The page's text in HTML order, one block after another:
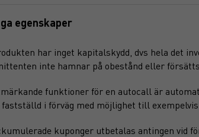
egenskaper
har inget kapitalskydd, dvs hela det
inte hamnar på obestånd eller
funktioner för en autocall är
fastställd i förväg med möjlighet till
kuponger utbetalas antingen vid